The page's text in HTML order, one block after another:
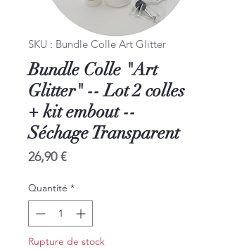
SKU : Bundle Colle Art Glitter
Bundle Colle "Art
Glitter" -- Lot 2 colles
+ kit embout --
Séchage Transparent
26,90 €Prix
Quantité *
Rupture de stock